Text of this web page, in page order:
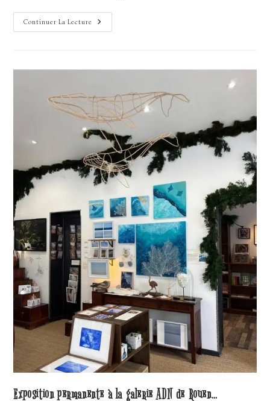
Continuer La Lecture
Dédicace
Et
2026
Exposition permanente à la galerie ADN de Rouen…